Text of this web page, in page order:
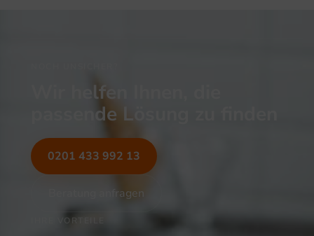
Wir helfen Ihnen, die
passende Lösung zu finden
0201 433 992 13
Beratung anfragen
IHRE VORTEILE